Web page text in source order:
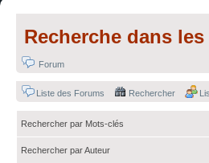
Recherche dans
Forum
Liste des Forums Rechercher
Rechercher par Mots-clés
Rechercher par Auteur